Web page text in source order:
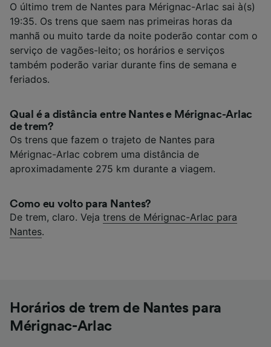
O último trem de Nantes para Mérignac-Arlac sai à(s)
19:35. Os trens que saem nas primeiras horas da
manhã ou muito tarde da noite poderão contar com o
serviço de vagões-leito; os horários e serviços
também poderão variar durante fins de semana e
feriados.
Qual é a distância entre Nantes e Mérignac-Arlac
de trem?
Os trens que fazem o trajeto de Nantes para
Mérignac-Arlac cobrem uma distância de
aproximadamente 275 km durante a viagem.
Como eu volto para Nantes?
De trem, claro. Veja trens de Mérignac-Arlac para
Nantes.
Horários de trem de Nantes para
Mérignac-Arlac